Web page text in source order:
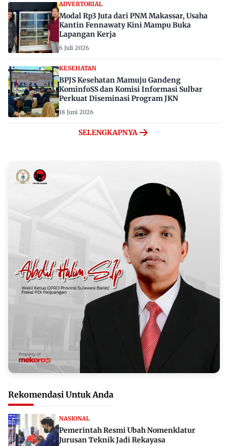
ADVERTORIAL
Modal Rp3 Juta dari PNM Makassar, Usaha
Kantin Fennawaty Kini Mampu Buka
Lapangan Kerja
6 Juli 2026
KESEHATAN
BPJS Kesehatan Mamuju Gandeng
KominfoSS dan Komisi Informasi Sulbar
Perkuat Diseminasi Program JKN
18 Juni 2026
SELENGKAPNYA
Rekomendasi Untuk Anda
NASIONAL
Pemerintah Resmi Ubah Nomenklatur
Jurusan Teknik Jadi Rekayasa